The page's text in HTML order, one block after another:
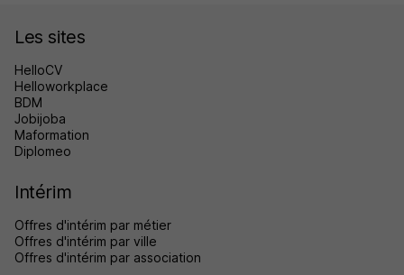
Les sites
HelloCV
Helloworkplace
BDM
Jobijoba
Maformation
Diplomeo
Intérim
Offres d'intérim par métier
Offres d'intérim par ville
Offres d'intérim par association